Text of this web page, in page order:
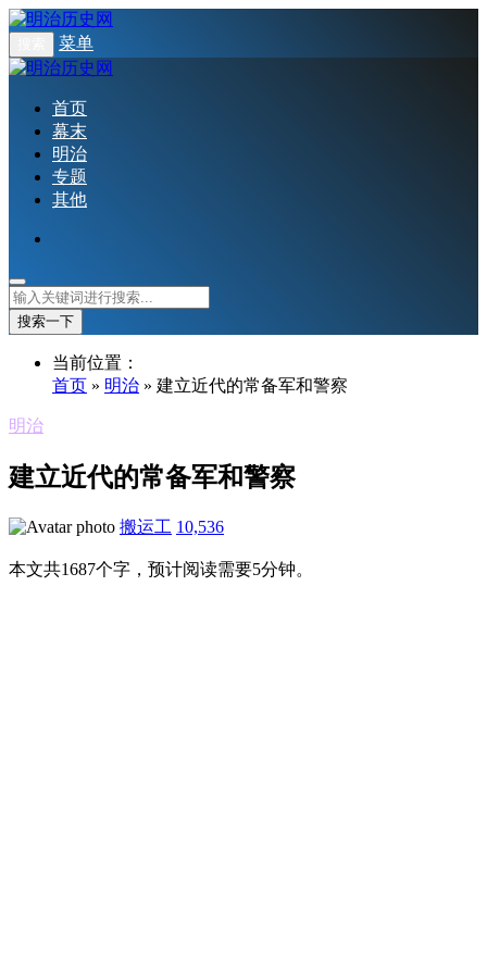
菜单
首页
幕末
明治
专题
其他
搜索一下
当前位置：
首页 » 明治 » 建立近代的常备军和警察
明治
建立近代的常备军和警察
搬运工 10,536
本文共1687个字，预计阅读需要5分钟。